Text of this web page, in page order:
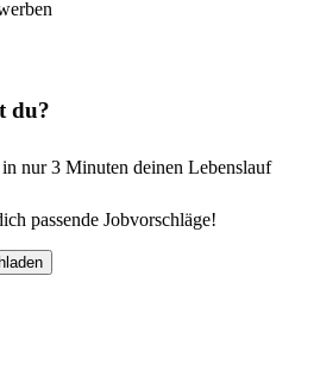
du?
nur 3 Minuten deinen Lebenslauf
passende Jobvorschläge!